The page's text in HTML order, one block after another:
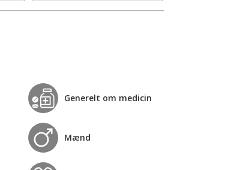
Generelt om medicin
Mænd